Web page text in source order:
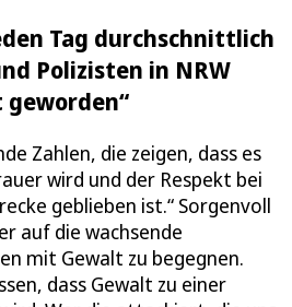
Tag durchschnittlich
Polizisten in NRW
geworden“
Zahlen, die zeigen, dass es
wird und der Respekt bei
geblieben ist.“ Sorgenvoll
auf die wachsende
mit Gewalt zu begegnen.
dass Gewalt zu einer